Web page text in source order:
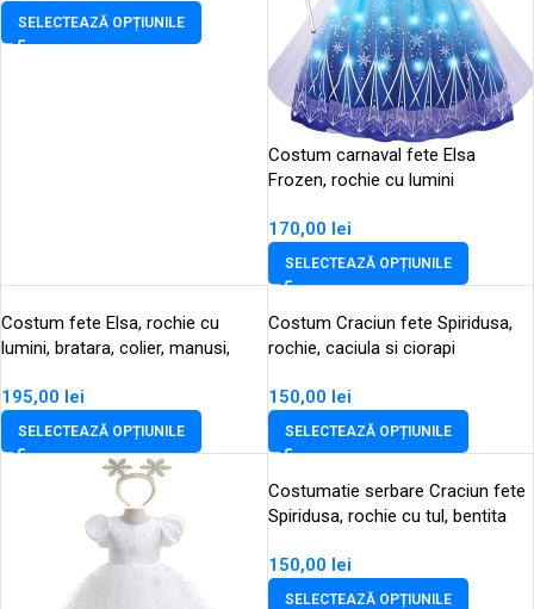
SELECTEAZĂ OPȚIUNILE
Costum carnaval fete Elsa
Frozen, rochie cu lumini
170,00 lei
SELECTEAZĂ OPȚIUNILE
Costum fete Elsa, rochie cu
lumini, bratara, colier, manusi,
195,00 lei
SELECTEAZĂ OPȚIUNILE
Costum Craciun fete Spiridusa,
rochie, caciula si ciorapi
150,00 lei
SELECTEAZĂ OPȚIUNILE
Costumatie serbare Craciun fete
Spiridusa, rochie cu tul, bentita
150,00 lei
SELECTEAZĂ OPȚIUNILE